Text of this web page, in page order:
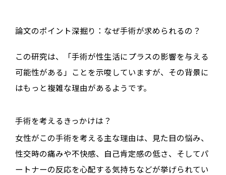
論文のポイント深掘り：なぜ手術が求められるの？
この研究は、「手術が性生活にプラスの影響を与える
可能性がある」ことを示唆していますが、その背景に
はもっと複雑な理由があるようです。
手術を考えるきっかけは？
女性がこの手術を考える主な理由は、見た目の悩み、
性交時の痛みや不快感、自己肯定感の低さ、そしてパ
ートナーの反応を心配する気持ちなどが挙げられてい